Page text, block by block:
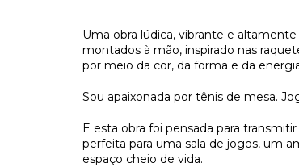
Uma obra lúdica, vibrante e
montados à mão, inspirado nas
por meio da cor, da forma e da
Sou apaixonada por tênis de mesa.
E esta obra foi pensada para
perfeita para uma sala de jogos, um
espaço cheio de vida.